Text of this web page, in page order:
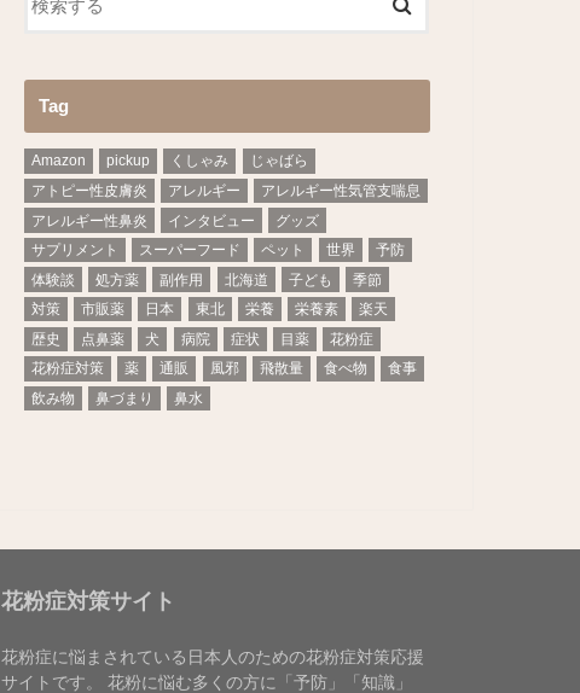
Tag
Amazon pickup くしゃみ
じゃばら
アトピー性皮膚炎
アレルギー
アレルギー性気管支喘息
アレルギー性鼻炎
インタビュー
グッズ
サプリメント
スーパーフード ペット 世界
予防
体験談
処方薬 副作用 北海道 子ども
季節
対策
市販薬 日本 東北 栄養 栄養素
楽天
歴史
点鼻薬 犬 病院 症状 目薬
花粉症
花粉症対策
薬 通販 風邪 飛散量 食べ物
食事
飲み物
鼻づまり 鼻水
花粉症対策サイト
花粉症に悩まされている日本人のための花粉症対策応援
サイトです。 花粉に悩む多くの方に「予防」「知識」